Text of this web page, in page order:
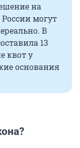
на
могут
В
13
квот у
основания